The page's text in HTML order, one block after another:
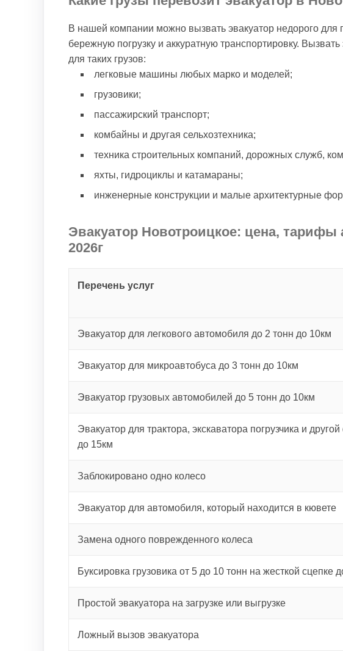
В нашей компании можно вызвать эвакуатор недорого для
бережную погрузку и аккуратную транспортировку.
для таких грузов:
легковые машины любых марко и моделей;
грузовики;
пассажирский транспорт;
комбайны и другая сельхозтехника;
техника строительных компаний, дорожных служб,
яхты, гидроциклы и катамараны;
инженерные конструкции и малые архитектурные
Эвакуатор Новотроицкое: цена, тарифы
2026г
Перечень услуг
Эвакуатор для легкового автомобиля до 2 тонн до 10км
Эвакуатор для микроавтобуса до 3 тонн до 10км
Эвакуатор грузовых автомобилей до 5 тонн до 10км
Эвакуатор для трактора, экскаватора погрузчика и
до 15км
Заблокировано одно колесо
Эвакуатор для автомобиля, который находится в кювете
Замена одного поврежденного колеса
Буксировка грузовика от 5 до 10 тонн на жесткой сцепке
Простой эвакуатора на загрузке или выгрузке
Ложный вызов эвакуатора